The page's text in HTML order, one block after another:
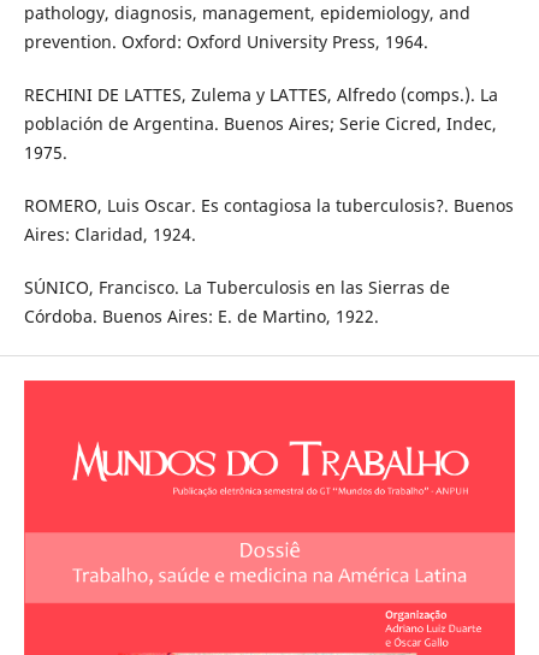
pathology, diagnosis, management, epidemiology, and
prevention. Oxford: Oxford University Press, 1964.
RECHINI DE LATTES, Zulema y LATTES, Alfredo (comps.). La
población de Argentina. Buenos Aires; Serie Cicred, Indec,
1975.
ROMERO, Luis Oscar. Es contagiosa la tuberculosis?. Buenos
Aires: Claridad, 1924.
SÚNICO, Francisco. La Tuberculosis en las Sierras de
Córdoba. Buenos Aires: E. de Martino, 1922.